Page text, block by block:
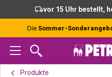
content
vor 15 Uhr bestellt,
Die Sommer-
Produkte